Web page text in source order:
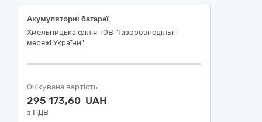
Акумуляторні батареї
Хмельницька філія ТОВ "Газорозподільні
мережі України"
Очікувана вартість
295 173,60 UAH
з ПДВ